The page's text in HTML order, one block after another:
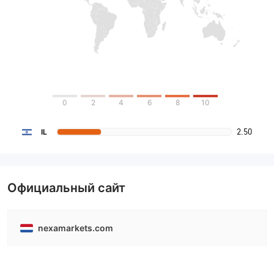
0 2 4 6 8 10
IL 2.50
Официальный сайт
nexamarkets.com